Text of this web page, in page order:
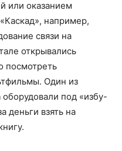
или оказанием
например,
связи на
открывались
посмотреть
Один из
под «избу-
деньги взять на